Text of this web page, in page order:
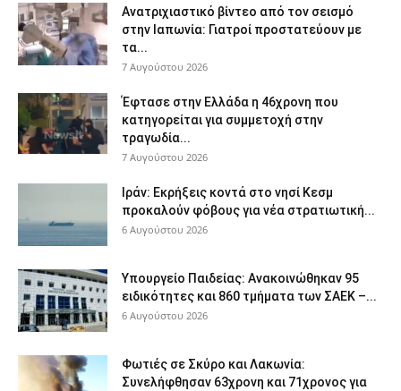
Ανατριχιαστικό βίντεο από τον σεισμό
στην Ιαπωνία: Γιατροί προστατεύουν με
τα...
7 Αυγούστου 2026
Έφτασε στην Ελλάδα η 46χρονη που
κατηγορείται για συμμετοχή στην
τραγωδία...
7 Αυγούστου 2026
Ιράν: Εκρήξεις κοντά στο νησί Κεσμ
προκαλούν φόβους για νέα στρατιωτική...
6 Αυγούστου 2026
Υπουργείο Παιδείας: Ανακοινώθηκαν 95
ειδικότητες και 860 τμήματα των ΣΑΕΚ –...
6 Αυγούστου 2026
Φωτιές σε Σκύρο και Λακωνία:
Συνελήφθησαν 63χρονη και 71χρονος για